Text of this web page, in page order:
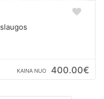
KAINA NUO 400.00€